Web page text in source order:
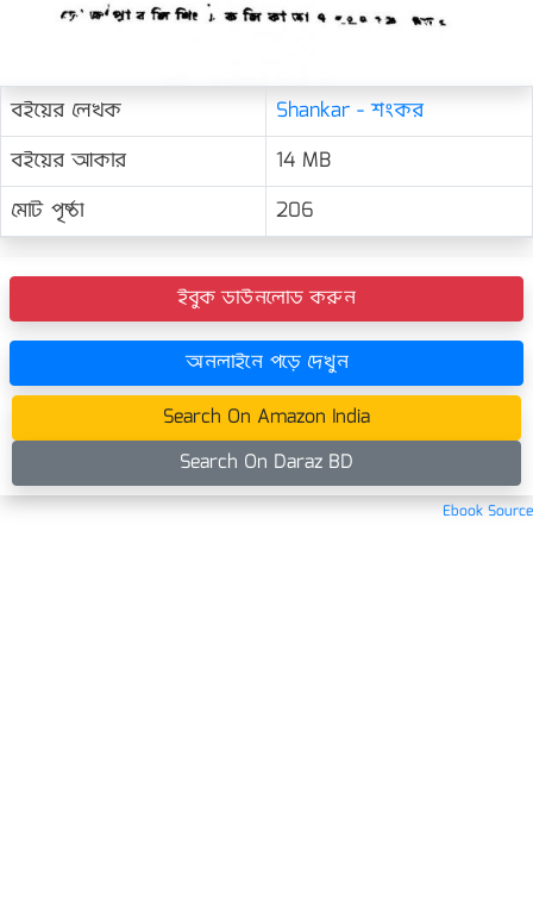
বইয়ের লেখক
Shankar - শংকর
বইয়ের আকার
14 MB
মোট পৃষ্ঠা
206
ইবুক ডাউনলোড করুন
অনলাইনে পড়ে দেখুন
Search On Amazon India
Search On Daraz BD
Ebook Source